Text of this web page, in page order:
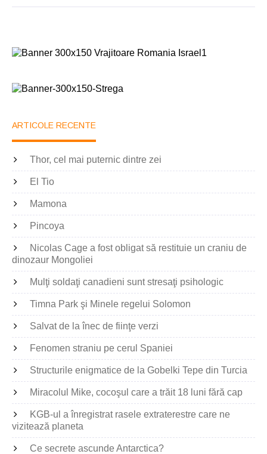
ARTICOLE RECENTE
Thor, cel mai puternic dintre zei
El Tio
Mamona
Pincoya
Nicolas Cage a fost obligat să restituie un craniu de
dinozaur Mongoliei
Mulţi soldaţi canadieni sunt stresaţi psihologic
Timna Park şi Minele regelui Solomon
Salvat de la înec de fiinţe verzi
Fenomen straniu pe cerul Spaniei
Structurile enigmatice de la Gobelki Tepe din Turcia
Miracolul Mike, cocoşul care a trăit 18 luni fără cap
KGB-ul a înregistrat rasele extraterestre care ne
vizitează planeta
Ce secrete ascunde Antarctica?